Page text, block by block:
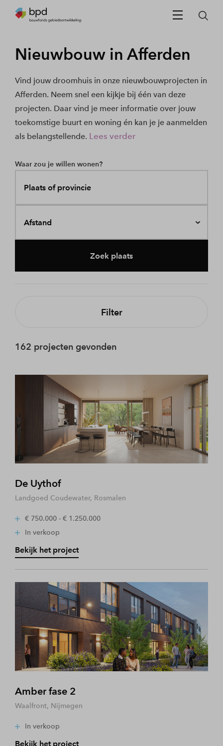
Nieuwbouw in Afferden
Vind jouw droomhuis in onze nieuwbouwprojecten in
Afferden. Neem snel een kijkje bij één van deze
projecten. Daar vind je meer informatie over jouw
toekomstige buurt en woning én kan je je aanmelden
als belangstellende. Lees verder
Waar zou je willen wonen?
Plaats of provincie
Afstand
Zoek plaats
Filter
162 projecten gevonden
De Uythof
Landgoed Coudewater, Rosmalen
€ 750.000 - € 1.250.000
In verkoop
Bekijk het project
Amber fase 2
Waalfront, Nijmegen
In verkoop
Bekijk het project